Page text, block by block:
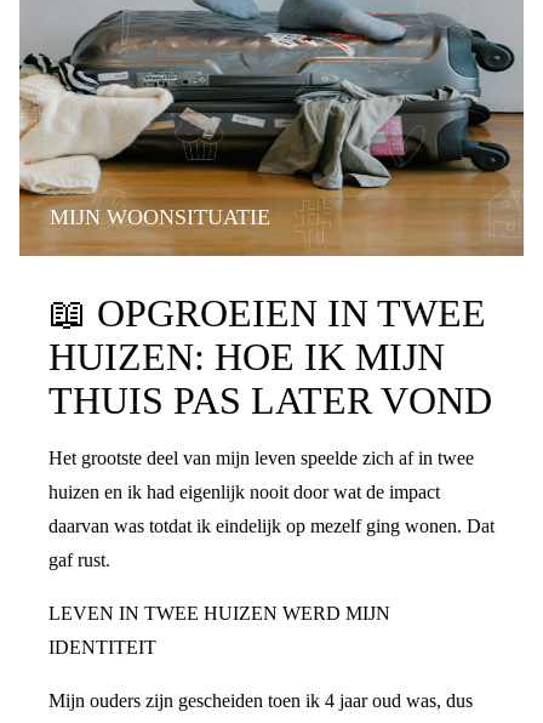
MIJN WOONSITUATIE
📖 OPGROEIEN IN TWEE
HUIZEN: HOE IK MIJN
THUIS PAS LATER VOND
Het grootste deel van mijn leven speelde zich af in twee
huizen en ik had eigenlijk nooit door wat de impact
daarvan was totdat ik eindelijk op mezelf ging wonen. Dat
gaf rust.
LEVEN IN TWEE HUIZEN WERD MIJN
IDENTITEIT
Mijn ouders zijn gescheiden toen ik 4 jaar oud was, dus